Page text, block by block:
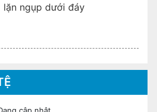
lặn ngụp dưới đáy